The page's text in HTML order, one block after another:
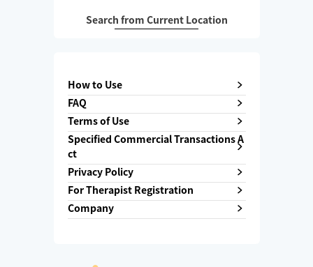
Search from Current Location
How to Use
FAQ
Terms of Use
Specified Commercial Transactions A
ct
Privacy Policy
For Therapist Registration
Company